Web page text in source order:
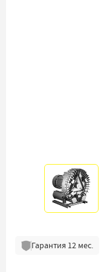
Гарантия 12мес.